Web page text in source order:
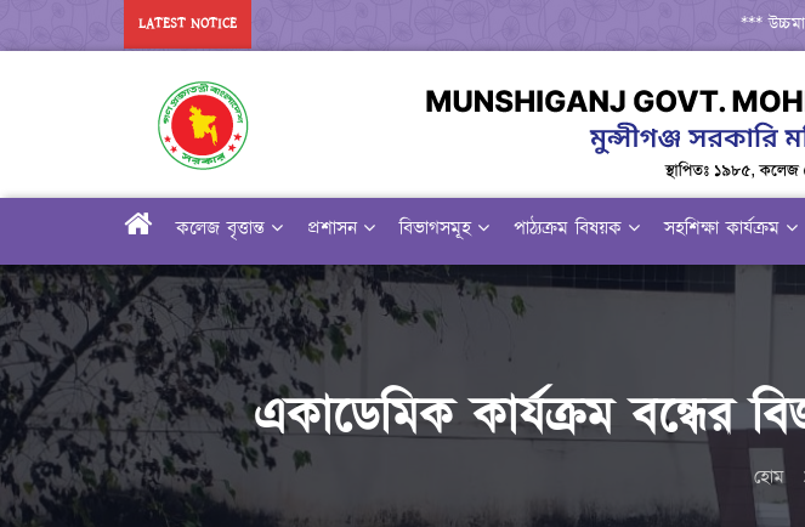
LATEST NOTICE ***
কলেজ বৃত্তান্ত প্রশাসন বিভাগসমূহ পাঠ্যক্রম বিষয়ক সহশিক্ষা কার্যক্রম
একাডেমিক কার্যক্রম বন্ধের
হোম